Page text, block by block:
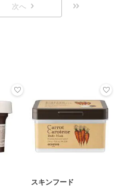
次へ
スキンフード